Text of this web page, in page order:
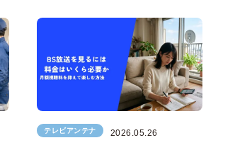
テレビアンテナ 2026.05.26